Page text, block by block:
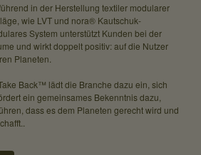
in der Herstellung textiler modularer
wie LVT und nora® Kautschuk-
System unterstützt Kunden bei der
und wirkt doppelt positiv: auf die Nutzer
Planeten.
Back™ lädt die Branche dazu ein, sich
ein gemeinsames Bekenntnis dazu,
dass es dem Planeten gerecht wird und